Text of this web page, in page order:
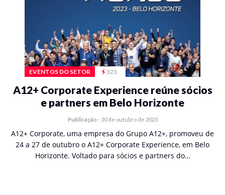
EVENTOS DO SETOR 323
A12+ Corporate Experience reúne sócios
e partners em Belo Horizonte
Publicação - 30 de outubro de 2023
A12+ Corporate, uma empresa do Grupo A12+, promoveu de
24 a 27 de outubro o A12+ Corporate Experience, em Belo
Horizonte. Voltado para sócios e partners do…